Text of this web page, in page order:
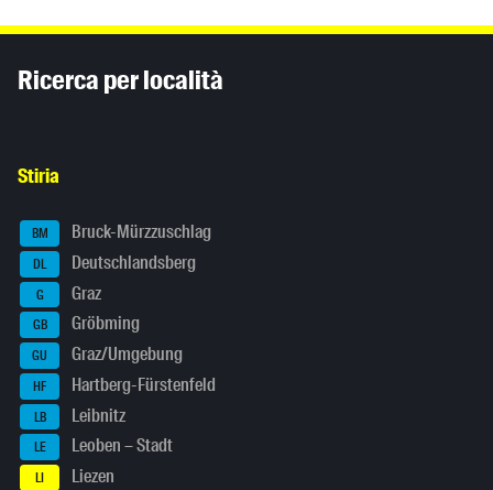
Ricerca per località
Stiria
BM Bruck-Mürzzuschlag
DL Deutschlandsberg
G Graz
GB Gröbming
GU Graz/Umgebung
HF Hartberg-Fürstenfeld
LB Leibnitz
LE Leoben – Stadt
LI Liezen